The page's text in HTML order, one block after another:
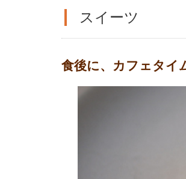
スイーツ
食後に、カフェタイ